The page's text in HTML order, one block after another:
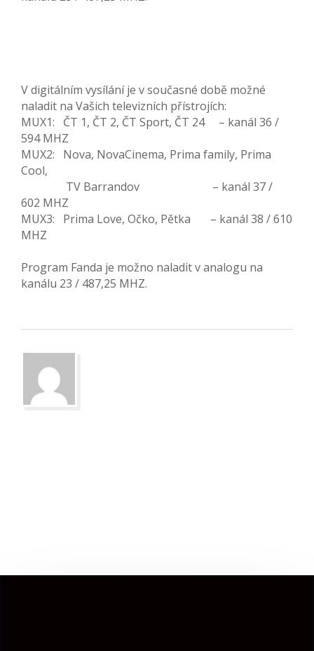
V digitálním vysílání je v současné době možné
naladit na Vašich televizních přístrojích:
MUX1: ČT 1, ČT 2, ČT Sport, ČT 24 – kanál 36 /
594 MHZ
MUX2: Nova, NovaCinema, Prima family, Prima
Cool,
TV Barrandov – kanál 37 /
602 MHZ
MUX3: Prima Love, Očko, Pětka – kanál 38 / 610
MHZ
Program Fanda je možno naladit v analogu na
kanálu 23 / 487,25 MHZ.